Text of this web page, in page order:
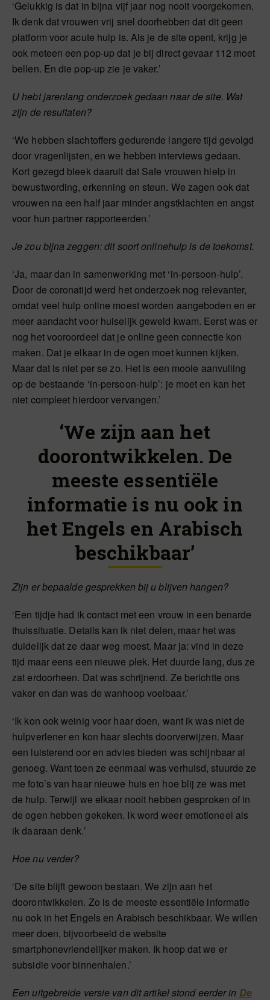
‘Gelukkig is dat in bijna vijf jaar nog nooit voorgekomen.
Ik denk dat vrouwen vrij snel doorhebben dat dit geen
platform voor acute hulp is. Als je de site opent, krijg je
ook meteen een pop-up dat je bij direct gevaar 112 moet
bellen. En die pop-up zie je vaker.’
U hebt jarenlang onderzoek gedaan naar de site. Wat
zijn de resultaten?
‘We hebben slachtoffers gedurende langere tijd gevolgd
door vragenlijsten, en we hebben interviews gedaan.
Kort gezegd bleek daaruit dat Safe vrouwen hielp in
bewustwording, erkenning en steun. We zagen ook dat
vrouwen na een half jaar minder angstklachten en angst
voor hun partner rapporteerden.’
Je zou bijna zeggen: dit soort onlinehulp is de toekomst.
‘Ja, maar dan in samenwerking met ‘in-persoon-hulp’.
Door de coronatijd werd het onderzoek nog relevanter,
omdat veel hulp online moest worden aangeboden en er
meer aandacht voor huiselijk geweld kwam. Eerst was er
nog het vooroordeel dat je online geen connectie kon
maken. Dat je elkaar in de ogen moet kunnen kijken.
Maar dat is niet per se zo. Het is een mooie aanvulling
op de bestaande ‘in-persoon-hulp’: je moet en kan het
niet compleet hierdoor vervangen.’
‘We zijn aan het
doorontwikkelen. De
meeste essentiële
informatie is nu ook in
het Engels en Arabisch
beschikbaar’
Zijn er bepaalde gesprekken bij u blijven hangen?
‘Een tijdje had ik contact met een vrouw in een benarde
thuissituatie. Details kan ik niet delen, maar het was
duidelijk dat ze daar weg moest. Maar ja: vind in deze
tijd maar eens een nieuwe plek. Het duurde lang, dus ze
zat erdoorheen. Dat was schrijnend. Ze berichtte ons
vaker en dan was de wanhoop voelbaar.’
‘Ik kon ook weinig voor haar doen, want ik was niet de
hulpverlener en kon haar slechts doorverwijzen. Maar
een luisterend oor en advies bieden was schijnbaar al
genoeg. Want toen ze eenmaal was verhuisd, stuurde ze
me foto’s van haar nieuwe huis en hoe blij ze was met
de hulp. Terwijl we elkaar nooit hebben gesproken of in
de ogen hebben gekeken. Ik word weer emotioneel als
ik daaraan denk.’
Hoe nu verder?
‘De site blijft gewoon bestaan. We zijn aan het
doorontwikkelen. Zo is de meeste essentiële informatie
nu ook in het Engels en Arabisch beschikbaar. We willen
meer doen, bijvoorbeeld de website
smartphonevriendelijker maken. Ik hoop dat we er
subsidie voor binnenhalen.’
Een uitgebreide versie van dit artikel stond eerder in De